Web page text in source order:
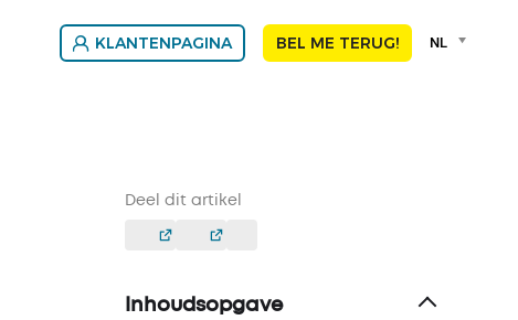
KLANTENPAGINA BEL ME TERUG!
Language
NL
Deel dit artikel
Inhoudsopgave